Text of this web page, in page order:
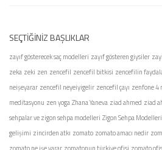
SEÇTIĞINIZ BAŞLIKLAR
zayıf gösterecek saç modelleri zayıf gösteren giysiler
zeka zeki zen zencefil zencefil bitkisi zencefilin
neişeyarar zencefil neyeiyigelir zencefil çayı zenfone 4
meditasyonu zen yogaZhana Yaneva ziad ahmed ziad
sehpalar ve zigon sehpa modelleri Zigon Sehpa Modelleri
gelişimi zincirden atkı zomato zomato amacı nedir